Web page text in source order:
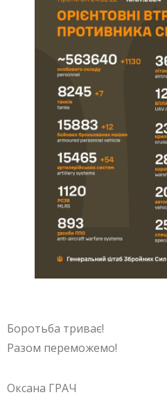
Боротьба триває!
Разом переможемо!
Оксана ГРАЧ